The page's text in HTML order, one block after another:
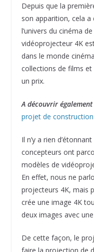
Depuis que la
son apparition, cela
l’univers du cinéma
vidéoprojecteur 4K
dans le monde
collections de films et
un prix.
A découvrir également
projet de
Il n’y a rien
concepteurs ont
modèles de
En effet, nous ne
projecteurs 4K, mais
crée une image 4K
deux images avec
De cette façon, le